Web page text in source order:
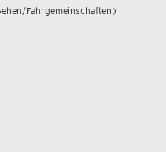
Fahrgemeinschaften)